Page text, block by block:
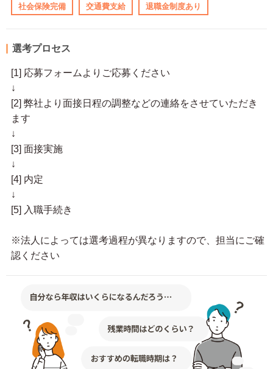
社会保険完備 交通費支給 退職金制度あり
選考プロセス
[1] 応募フォームよりご応募ください
↓
[2] 弊社より面接日程の調整などの連絡をさせていただき
ます
↓
[3] 面接実施
↓
[4] 内定
↓
[5] 入職手続き
※法人によっては選考過程が異なりますので、担当にご確
認ください